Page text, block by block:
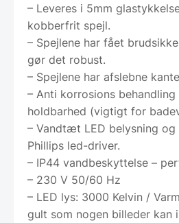
– Leveres i 5mm
kobberfrit spejl.
– Spejlene har fået
gør det robust.
– Spejlene har afslebne
– Anti korrosions behandling
holdbarhed (vigtigt for
– Vandtæt LED belysning
Phillips led-driver.
– IP44 vandbeskyttelse –
– 230 V 50/60 Hz
– LED lys: 3000 Kelvin /
gult som nogen billeder kan